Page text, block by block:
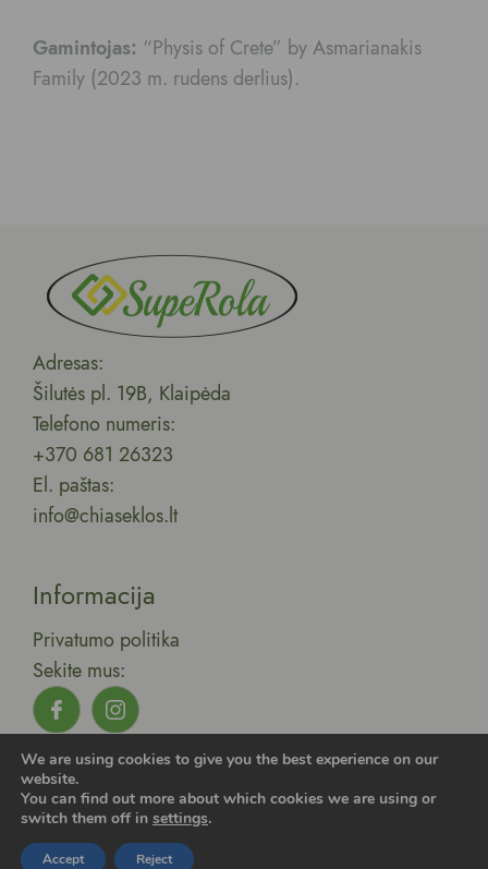
Gamintojas: “Physis of Crete” by Asmarianakis
Family (2023 m. rudens derlius).
Adresas:
Šilutės pl. 19B, Klaipėda
Telefono numeris:
+370 681 26323
El. paštas:
info@chiaseklos.lt
Informacija
Privatumo politika
Sekite mus:
Visos teisės saugomos 2025 © UAB Lirola,
Sukurta:
We are using cookies to give you the best experience on our
website.
You can find out more about which cookies we are using or
switch them off in settings.
Accept Reject